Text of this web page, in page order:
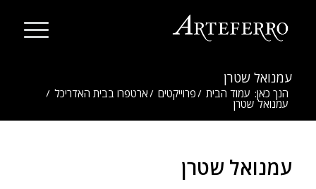
עמנואל שטרן
הנך כאן: עמוד הבית / פרוייקטים / ארטפרו בבית האדריכל /
עמנואל שטרן
עמנואל שטרן